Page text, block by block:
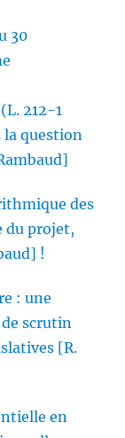
30
212-1
la question
des
du projet,
!
: une
scrutin
[R.
en